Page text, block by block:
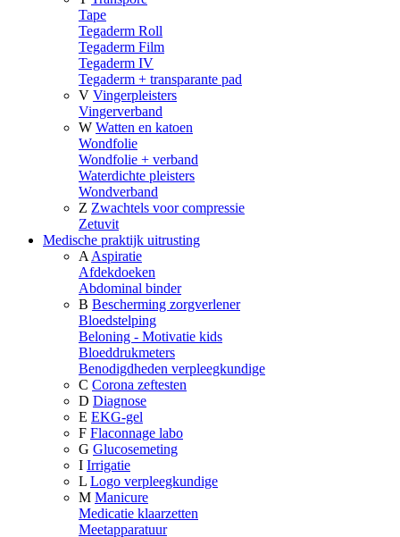
Tape
Tegaderm Roll
Tegaderm Film
Tegaderm IV
Tegaderm + transparante pad
V Vingerpleisters
Vingerverband
W Watten en katoen
Wondfolie
Wondfolie + verband
Waterdichte pleisters
Wondverband
Z Zwachtels voor compressie
Zetuvit
Medische praktijk uitrusting
A Aspiratie
Afdekdoeken
Abdominal binder
B Bescherming zorgverlener
Bloedstelping
Beloning - Motivatie kids
Bloeddrukmeters
Benodigdheden verpleegkundige
C Corona zeftesten
D Diagnose
E EKG-gel
F Flaconnage labo
G Glucosemeting
I Irrigatie
L Logo verpleegkundige
M Manicure
Medicatie klaarzetten
Meetapparatuur